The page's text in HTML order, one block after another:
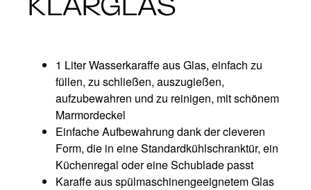
1 Liter Wasserkaraffe aus Glas, einfach zu
füllen, zu schließen, auszugießen,
aufzubewahren und zu reinigen, mit schönem
Marmordeckel
Einfache Aufbewahrung dank der cleveren
Form, die in eine Standardkühlschranktür, ein
Küchenregal oder eine Schublade passt
Karaffe aus spülmaschinengeeignetem Glas